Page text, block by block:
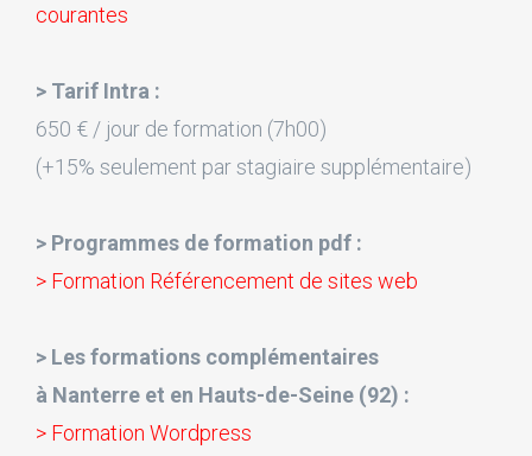
courantes
> Tarif Intra :
650 € / jour de formation (7h00)
(+15% seulement par stagiaire supplémentaire)
> Programmes de formation pdf :
> Formation Référencement de sites web
> Les formations complémentaires
à Nanterre et en Hauts-de-Seine (92) :
> Formation Wordpress